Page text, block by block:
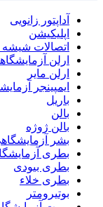
آداپتور زانویی
اپلیکیشن
اتصالات
ارلن
ارلن مایر
ایمپینجر
باریل
بالن
بالن ژوژه
بشر
بطری
بطری بیودی
بطری خلاء
بوتیرومتر